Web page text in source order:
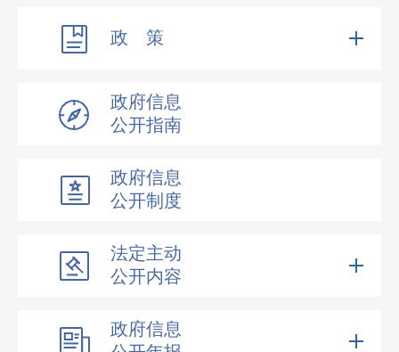
政 策
政府信息
公开指南
政府信息
公开制度
法定主动
公开内容
政府信息